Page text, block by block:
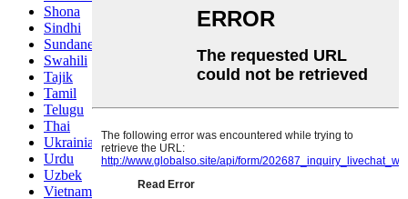
Shona
Sindhi
Sundanese
Swahili
Tajik
Tamil
Telugu
Thai
Ukrainian
Urdu
Uzbek
Vietnamese